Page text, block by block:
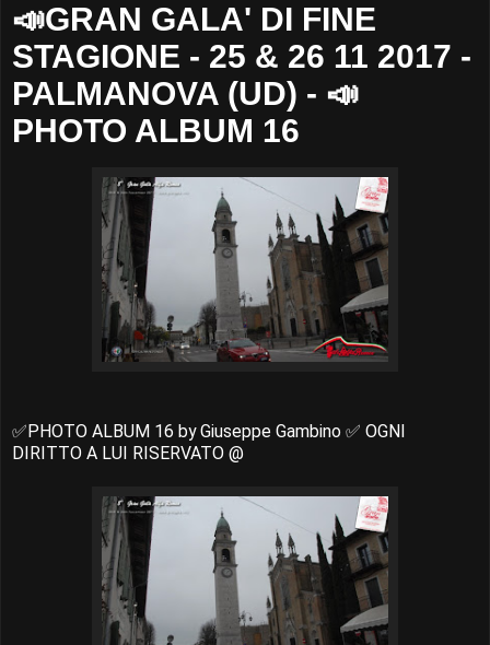
📣GRAN GALA' DI FINE
STAGIONE - 25 & 26 11 2017 -
PALMANOVA (UD) - 📣
PHOTO ALBUM 16
✅PHOTO ALBUM 16 by Giuseppe Gambino ✅ OGNI
DIRITTO A LUI RISERVATO @